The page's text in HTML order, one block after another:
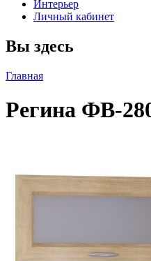
Интерьер
Личный кабинет
Вы здесь
Главная
Регина ФВ-